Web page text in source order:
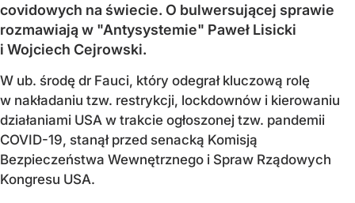
covidowych na świecie. O bulwersującej sprawie
rozmawiają w "Antysystemie" Paweł Lisicki
i Wojciech Cejrowski.
W ub. środę dr Fauci, który odegrał kluczową rolę
w nakładaniu tzw. restrykcji, lockdownów i kierowaniu
działaniami USA w trakcie ogłoszonej tzw. pandemii
COVID-19, stanął przed senacką Komisją
Bezpieczeństwa Wewnętrznego i Spraw Rządowych
Kongresu USA.